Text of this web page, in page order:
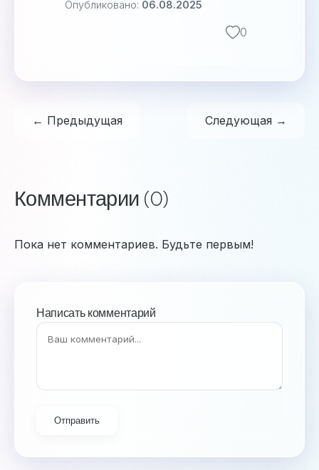
Опубликовано: 06.08.2025
0
← Предыдущая Следующая →
Комментарии (0)
Пока нет комментариев. Будьте первым!
Написать комментарий
Отправить